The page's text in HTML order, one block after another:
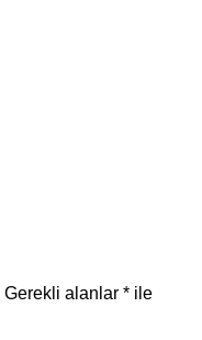
Gerekli alanlar * ile